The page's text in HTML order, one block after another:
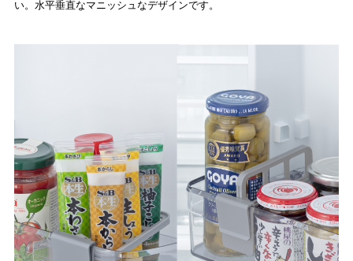
い。水平垂直なマニッシュなデザインです。